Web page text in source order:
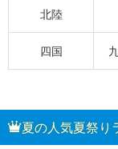
北陸
四国
夏の人気夏祭り